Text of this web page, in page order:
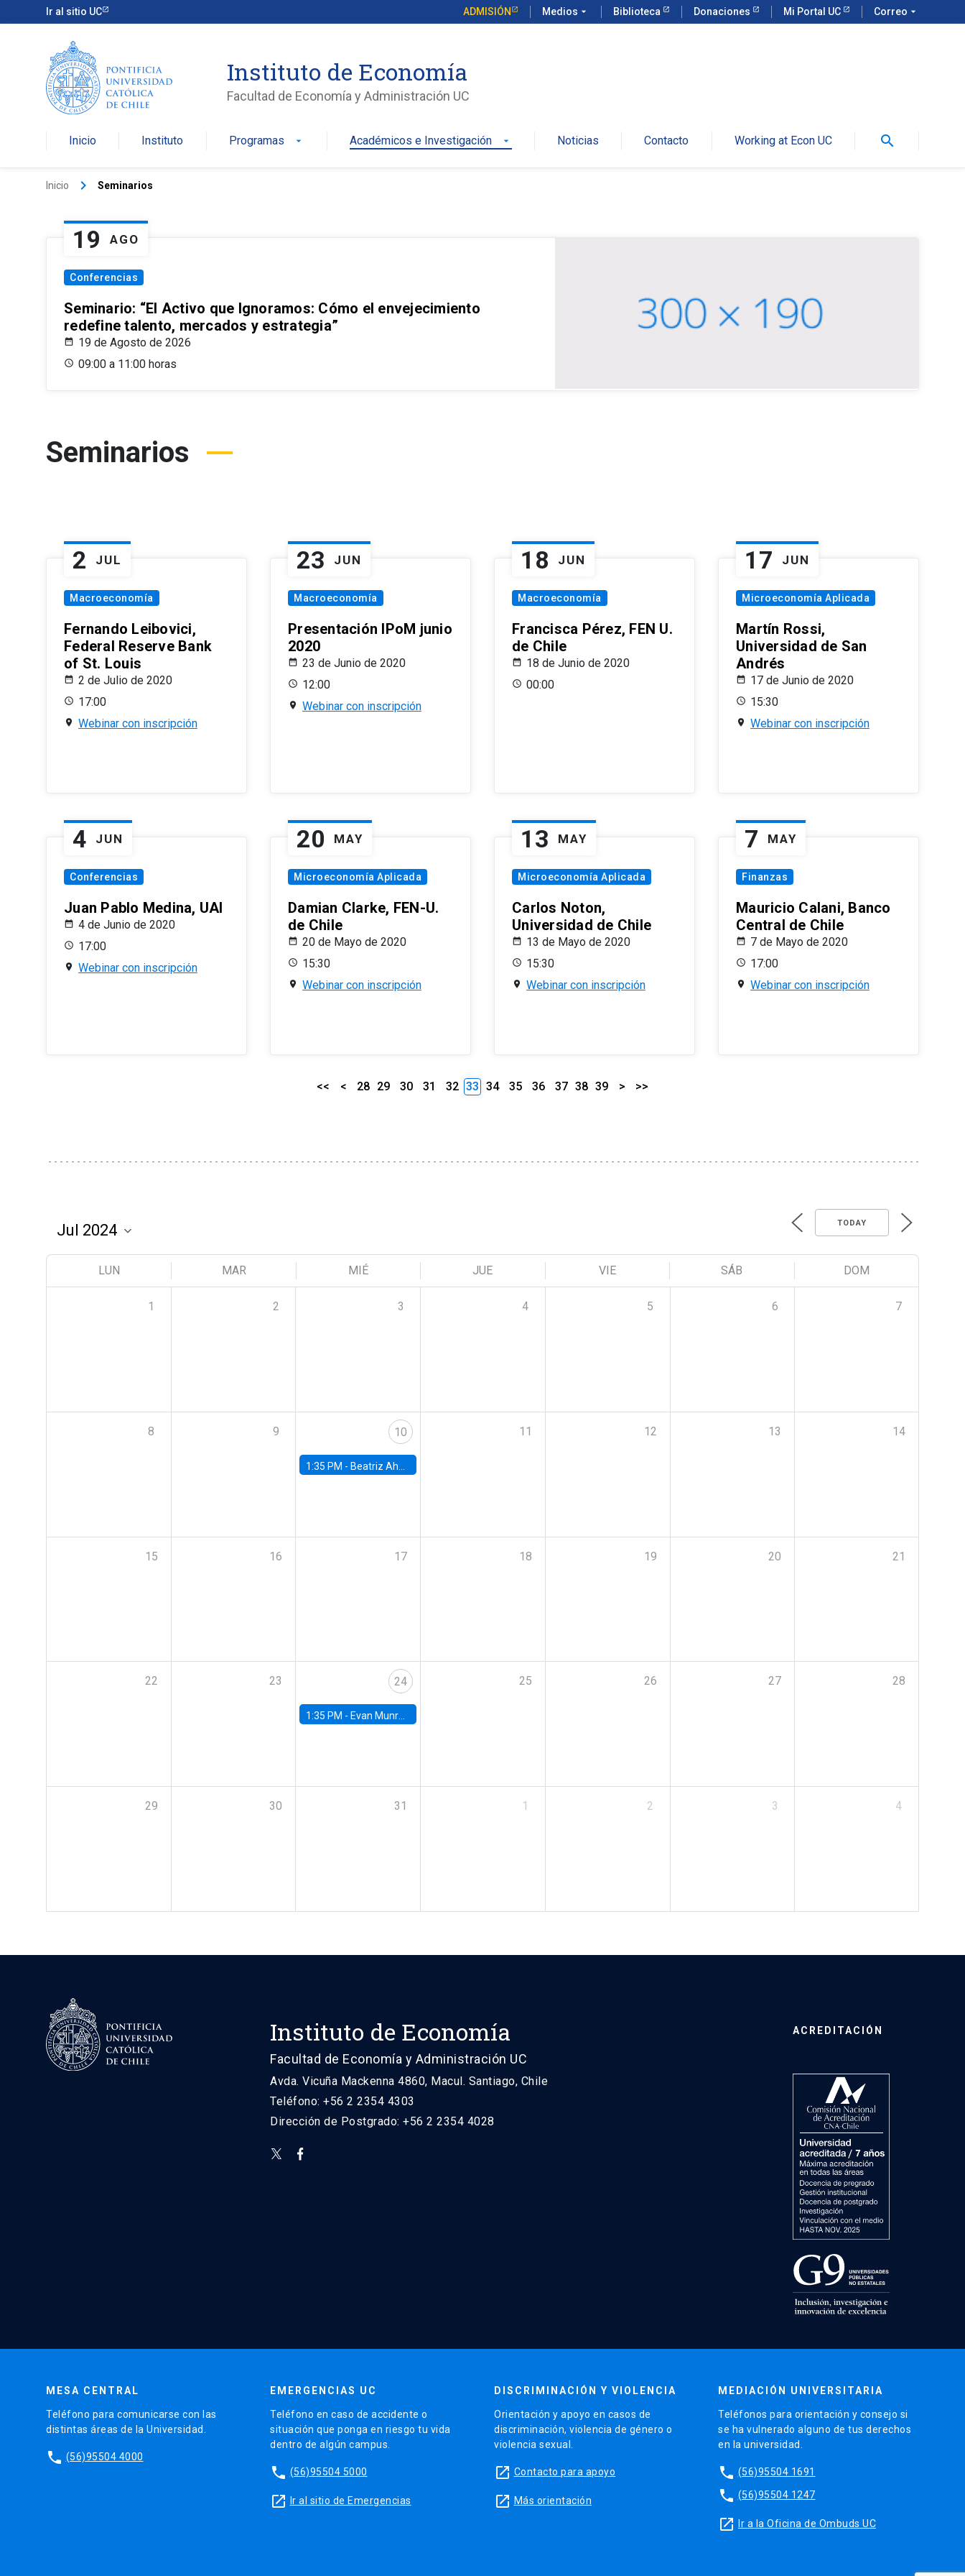
Ir al sitio UC ADMISIÓN Medios arrow_drop_down Biblioteca Donaciones Mi Portal UC Correo arrow_drop_down
Instituto de Economía
Facultad de Economía y Administración UC
Inicio Instituto Programas arrow_drop_down Académicos e Investigación arrow_drop_down Noticias Contacto Working at Econ UC search
Inicio keyboard_arrow_right Seminarios
19 AGO
Conferencias
Seminario: “El Activo que Ignoramos: Cómo el envejecimiento
redefine talento, mercados y estrategia”
19 de Agosto de 2026
09:00 a 11:00 horas
Seminarios
2 JUL
Macroeconomía
Fernando Leibovici,
Federal Reserve Bank
of St. Louis
2 de Julio de 2020
17:00
Webinar con inscripción
23 JUN
Macroeconomía
Presentación IPoM junio
2020
23 de Junio de 2020
12:00
Webinar con inscripción
18 JUN
Macroeconomía
Francisca Pérez, FEN U.
de Chile
18 de Junio de 2020
00:00
17 JUN
Microeconomía Aplicada
Martín Rossi,
Universidad de San
Andrés
17 de Junio de 2020
15:30
Webinar con inscripción
4 JUN
Conferencias
Juan Pablo Medina, UAI
4 de Junio de 2020
17:00
Webinar con inscripción
20 MAY
Microeconomía Aplicada
Damian Clarke, FEN-U.
de Chile
20 de Mayo de 2020
15:30
Webinar con inscripción
13 MAY
Microeconomía Aplicada
Carlos Noton,
Universidad de Chile
13 de Mayo de 2020
15:30
Webinar con inscripción
7 MAY
Finanzas
Mauricio Calani, Banco
Central de Chile
7 de Mayo de 2020
17:00
Webinar con inscripción
<< < 28 29 30 31 32 33 34 35 36 37 38 39 > >>
TODAY
LUN MAR MIÉ JUE VIE SÁB DOM
1 2 3 4 5 6 7
8 9 10
1:35 PM - Beatriz Ahumada, PhD candidate, Universidad de Pittsburgh
11 12 13 14
15 16 17 18 19 20 21
22 23 24
1:35 PM - Evan Munro, Neyman Visiting Assistant Professor in the Department of Statistics at UC Berkeley
25 26 27 28
29 30 31 1 2 3 4
Instituto de Economía
Facultad de Economía y Administración UC
Avda. Vicuña Mackenna 4860, Macul. Santiago, Chile
Teléfono: +56 2 2354 4303
Dirección de Postgrado: +56 2 2354 4028
ACREDITACIÓN
MESA CENTRAL
Teléfono para comunicarse con las
distintas áreas de la Universidad.
phone (56)95504 4000
EMERGENCIAS UC
Teléfono en caso de accidente o
situación que ponga en riesgo tu vida
dentro de algún campus.
phone (56)95504 5000
launch Ir al sitio de Emergencias
DISCRIMINACIÓN Y VIOLENCIA
Orientación y apoyo en casos de
discriminación, violencia de género o
violencia sexual.
launch Contacto para apoyo
launch Más orientación
MEDIACIÓN UNIVERSITARIA
Teléfonos para orientación y consejo si
se ha vulnerado alguno de tus derechos
en la universidad.
phone (56)95504 1691
phone (56)95504 1247
launch Ir a la Oficina de Ombuds UC